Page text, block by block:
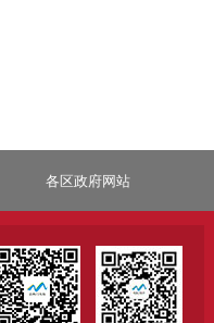
各区政府网站